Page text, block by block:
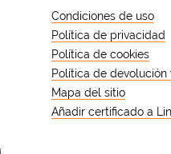
Condiciones de uso
Política de privacidad
Política de cookies
Política de
Mapa del sitio
Añadir certificado a